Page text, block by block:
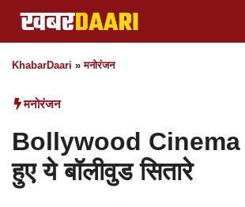
Skip
to
content
KhabarDaari »मनोरंजन
मनोरंजन
Bollywood Cinema
हुए ये बॉलीवुड सितारे